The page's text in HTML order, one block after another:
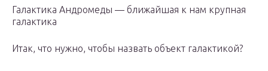
Галактика Андромеды — ближайшая к нам крупная
галактика
Итак, что нужно, чтобы назвать объект галактикой?